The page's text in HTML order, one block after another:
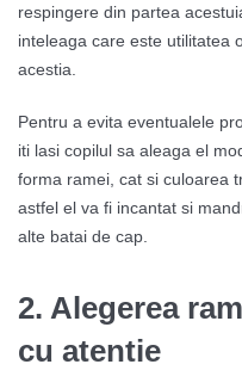
respingere din partea
inteleaga care este utilitatea
acestia.
Pentru a evita eventualele
iti lasi copilul sa aleaga el
forma ramei, cat si culoarea
astfel el va fi incantat si
alte batai de cap.
2. Alegerea
cu atentie